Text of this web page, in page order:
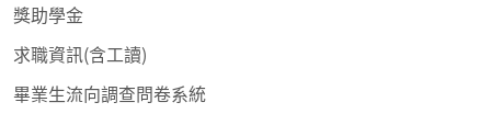
獎助學金
求職資訊(含工讀)
畢業生流向調查問卷系統